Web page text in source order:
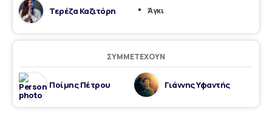
Τερέζα Καζιτόρη Άγκι
ΣΥΜΜΕΤΈΧΟΥΝ
Ποίμης Πέτρου Γιάννης Υφαντής